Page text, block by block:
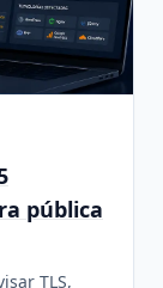
pública
TLS,